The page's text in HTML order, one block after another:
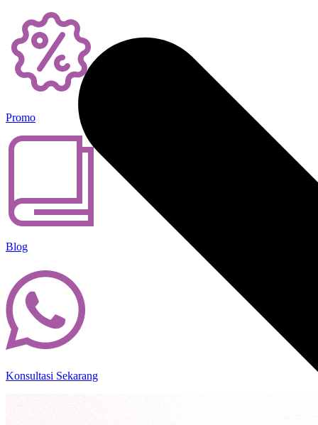
Promo
Blog
Konsultasi Sekarang